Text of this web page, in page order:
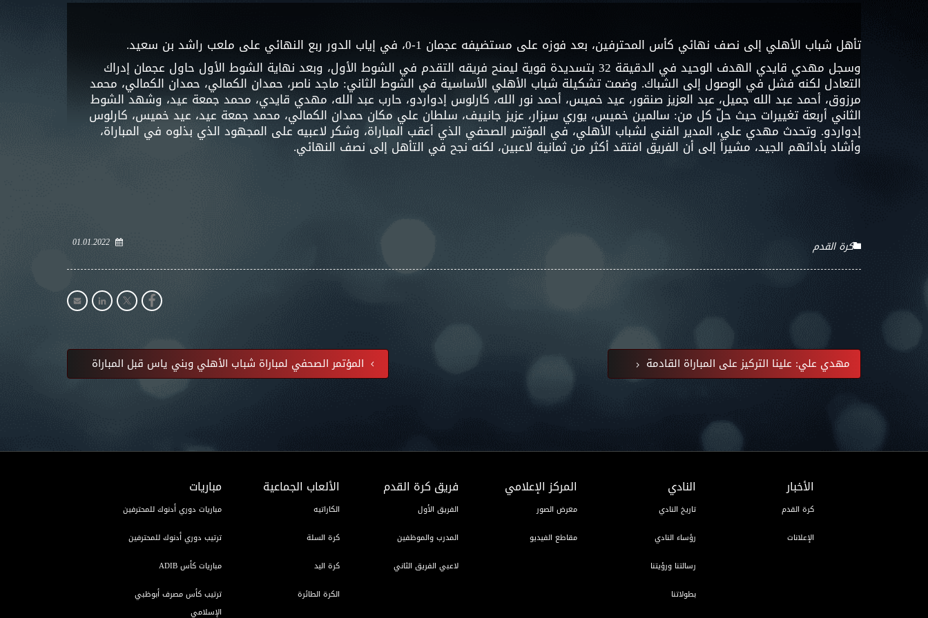
تأهل شباب الأهلي إلى نصف نهائي كأس المحترفين، بعد فوزه على مستضيفه عجمان 1-0، في إياب الدور ربع النهائي على ملعب راشد بن سعيد.
وسجل مهدي قايدي الهدف الوحيد في الدقيقة 32 بتسديدة قوية ليمنح فريقه التقدم في الشوط الأول، وبعد نهاية الشوط الأول حاول عجمان إدراك
التعادل لكنه فشل في الوصول إلى الشباك. وضمت تشكيلة شباب الأهلي الأساسية في الشوط الثاني: ماجد ناصر، حمدان الكمالي، حمدان الكمالي، محمد
مرزوق، أحمد عبد الله جميل، عبد العزيز صنقور، عيد خميس، أحمد نور الله، كارلوس إدواردو، حارب عبد الله، مهدي قايدي، محمد جمعة عيد، وشهد الشوط
الثاني أربعة تغييرات حيث حلّ كل من: سالمين خميس، يوري سيزار، عزيز جانييف، سلطان علي مكان حمدان الكمالي، محمد جمعة عيد، عيد خميس، كارلوس
إدواردو. وتحدث مهدي علي، المدير الفني لشباب الأهلي، في المؤتمر الصحفي الذي أعقب المباراة، وشكر لاعبيه على المجهود الذي بذلوه في المباراة،
وأشاد بأدائهم الجيد، مشيراً إلى أن الفريق افتقد أكثر من ثمانية لاعبين، لكنه نجح في التأهل إلى نصف النهائي.
01.01.2022 كرة القدم
المؤتمر الصحفي لمباراة شباب الأهلي وبني ياس قبل المباراة مهدي علي: علينا التركيز على المباراة القادمة
الأخبار
كرة القدم
الإعلانات
النادي
تاريخ النادي
رؤساء النادي
رسالتنا ورؤيتنا
بطولاتنا
المركز الإعلامي
معرض الصور
مقاطع الفيديو
فريق كرة القدم
الفريق الأول
المدرب والموظفين
لاعبي الفريق الثاني
الألعاب الجماعية
الكاراتيه
كرة السلة
كرة اليد
الكرة الطائرة
مباريات
مباريات دوري أدنوك للمحترفين
ترتيب دوري أدنوك للمحترفين
مباريات كأس ADIB
ترتيب كأس مصرف أبوظبي
الإسلامي